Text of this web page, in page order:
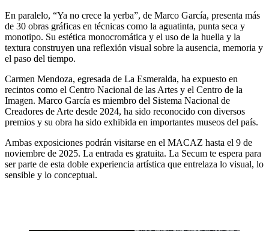
En paralelo, “Ya no crece la yerba”, de Marco García, presenta más
de 30 obras gráficas en técnicas como la aguatinta, punta seca y
monotipo. Su estética monocromática y el uso de la huella y la
textura construyen una reflexión visual sobre la ausencia, memoria y
el paso del tiempo.
Carmen Mendoza, egresada de La Esmeralda, ha expuesto en
recintos como el Centro Nacional de las Artes y el Centro de la
Imagen. Marco García es miembro del Sistema Nacional de
Creadores de Arte desde 2024, ha sido reconocido con diversos
premios y su obra ha sido exhibida en importantes museos del país.
Ambas exposiciones podrán visitarse en el MACAZ hasta el 9 de
noviembre de 2025. La entrada es gratuita. La Secum te espera para
ser parte de esta doble experiencia artística que entrelaza lo visual, lo
sensible y lo conceptual.